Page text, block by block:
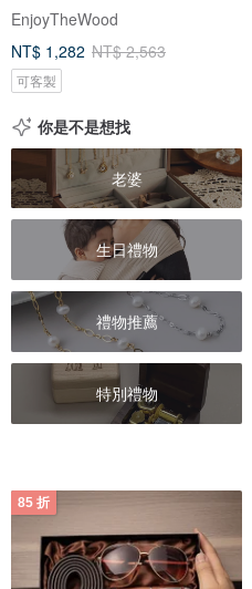
EnjoyTheWood
NT$ 1,282 NT$ 2,563
可客製
你是不是想找
老婆
生日禮物
禮物推薦
特別禮物
85 折